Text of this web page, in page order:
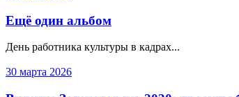
Ещё один альбом
День работника культуры в кадрах...
30 марта 2026